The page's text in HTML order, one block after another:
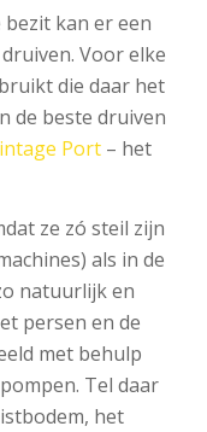
kan er een
Voor elke
die daar het
de beste druiven
Port– het
ze zó steil zijn
als in de
natuurlijk en
persen en de
met behulp
Tel daar
het